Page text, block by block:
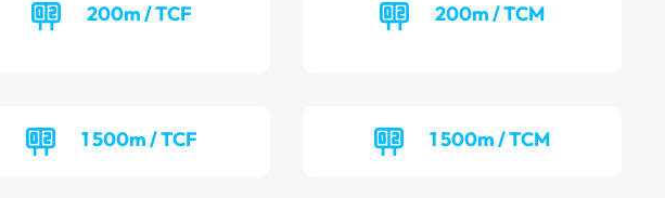
200m / TCF 200m / TCM
1 500m / TCF 1 500m / TCM